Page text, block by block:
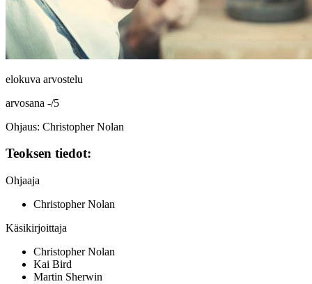
elokuva arvostelu
arvosana -/5
Ohjaus: Christopher Nolan
Teoksen tiedot:
Ohjaaja
Christopher Nolan
Käsikirjoittaja
Christopher Nolan
Kai Bird
Martin Sherwin